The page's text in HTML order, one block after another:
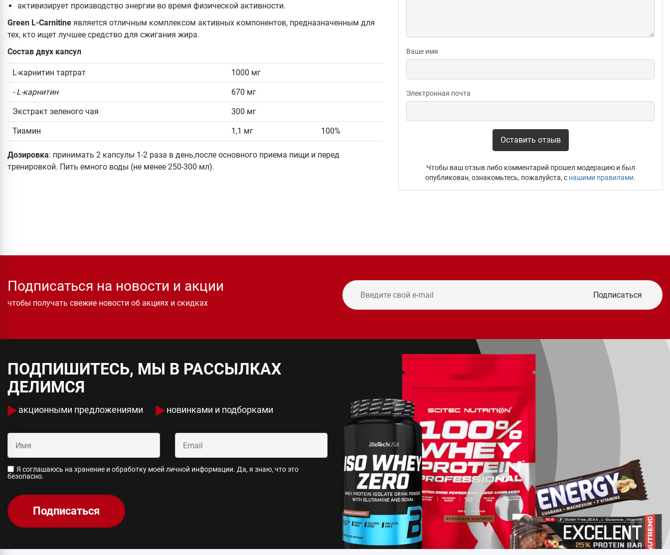
активизирует производство энергии во время физической активности.
Green L-Carnitine является отличным комплексом активных компонентов, предназначенным для
тех, кто ищет лучшее средство для сжигания жира.
Состав двух капсул
L-карнитин тартрат 1000 мг
- L-карнитин 670 мг
Экстракт зеленого чая 300 мг
Тиамин 1,1 мг 100%
Дозировка: принимать 2 капсулы 1-2 раза в день,после основного приема пищи и перед
тренировкой. Пить емного воды (не менее 250-300 мл).
Ваше имя
Электронная почта
Оставить отзыв
Чтобы ваш отзыв либо комментарий прошел модерацию и был
опубликован, ознакомьтесь, пожалуйста, с нашими правилами.
Подписаться на новости и акции
чтобы получать свежие новости об акциях и скидках
Подписаться
ПОДПИШИТЕСЬ, МЫ В РАССЫЛКАХ
ДЕЛИМСЯ
акционными предложениями новинками и подборками
Я соглашаюсь на хранение и обработку моей личной информации. Да, я знаю, что это
безопасно.
Подписаться